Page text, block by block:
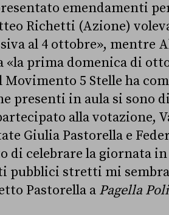
emendamenti
Richetti (Azione)
al 4 ottobre», mentre
«la prima domenica di
5 Stelle ha
presenti in aula si sono
alla votazione,
Giulia Pastorella e
di celebrare la giornata
pubblici stretti mi
Pastorella a Pagella